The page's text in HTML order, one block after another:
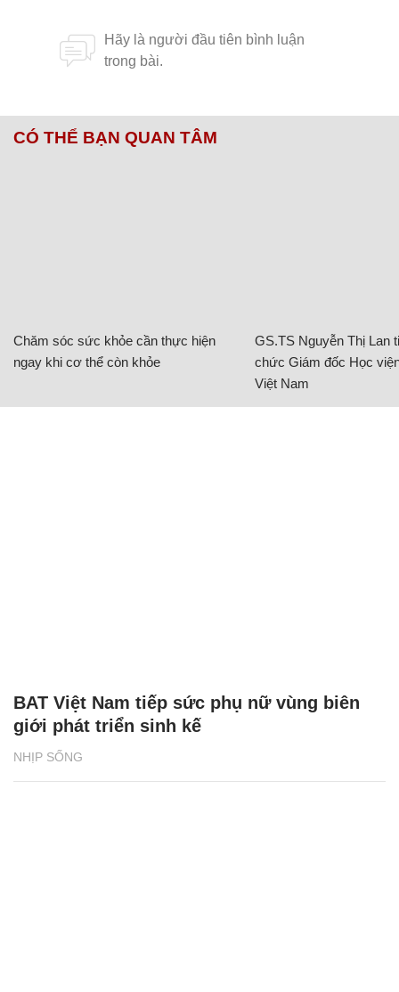
CÓ THỂ BẠN QUAN TÂM
Chăm sóc sức khỏe cần thực hiện
ngay khi cơ thể còn khỏe
GS.TS Nguyễn Thị Lan
chức Giám đốc Học
Việt Nam
NHỊP SỐNG
BAT Việt Nam tiếp sức phụ nữ vùng biên
giới phát triển sinh kế